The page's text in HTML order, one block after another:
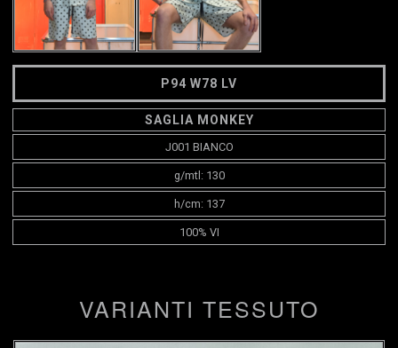
P94 W78 LV
SAGLIA MONKEY
J001 BIANCO
g/mtl: 130
h/cm: 137
100% VI
VARIANTI TESSUTO